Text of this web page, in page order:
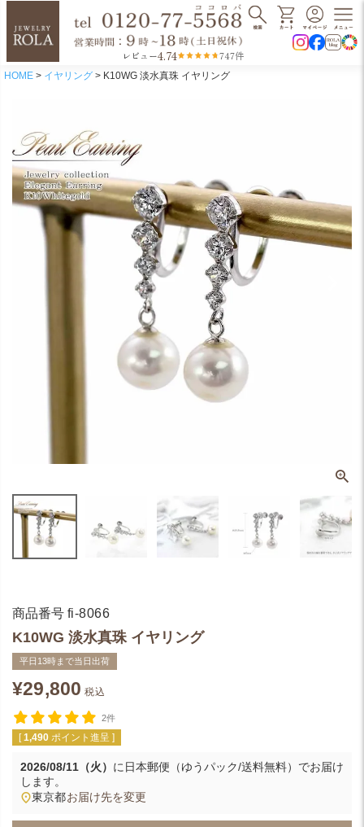
レビュー4.74 747件
HOME イヤリング K10WG 淡水真珠 イヤリング
商品番号 fi-8066
K10WG 淡水真珠 イヤリング
平日13時まで当日出荷
¥29,800 税込
2件
[ 1,490 ポイント進呈 ]
2026/08/11（火） に 日本郵便（ゆうパック/送料無料） でお届け
します。
東京都お届け先を変更